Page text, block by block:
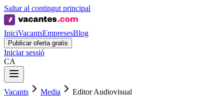
Saltar al contingut principal
IniciVacantsEmpresesBlog
Publicar oferta gratis
Iniciar sessió
CA
Vacants Media Editor Audiovisual